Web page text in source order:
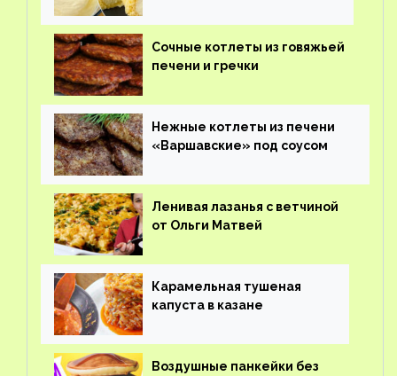
Сочные котлеты из говяжьей
печени и гречки
Нежные котлеты из печени
«Варшавские» под соусом
Ленивая лазанья с ветчиной
от Ольги Матвей
Карамельная тушеная
капуста в казане
Воздушные панкейки без